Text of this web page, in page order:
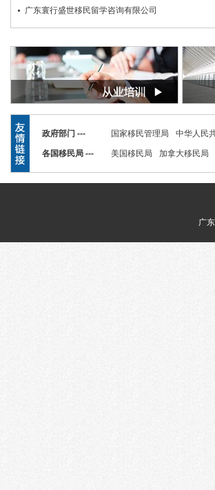
深圳市通达彼岸信息咨询有限公司
深圳市众睿天下投资咨询有限公司
灏羿商务咨询（上海）有限公司
地球行者企业服务有限公司
广东美程商旅服务有限公司
广州安喆信投资咨询有限公司
上海诺思凯普咨询管理有限公司
星途旅居（香港）有限公司
中金万和（天津）科技发展有限公司
政府部门 --- 国家移民管理局 中华人民
各国移民局 --- 美国移民局 加拿大移民局
广